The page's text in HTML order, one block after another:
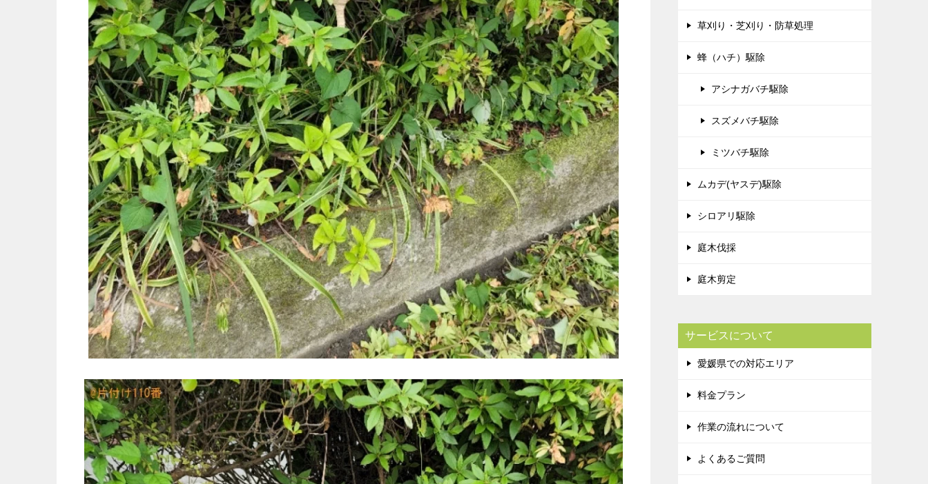
草刈り・芝刈り・防草処理
蜂（ハチ）駆除
アシナガバチ駆除
スズメバチ駆除
ミツバチ駆除
ムカデ(ヤスデ)駆除
シロアリ駆除
庭木伐採
庭木剪定
サービスについて
愛媛県での対応エリア
料金プラン
作業の流れについて
よくあるご質問